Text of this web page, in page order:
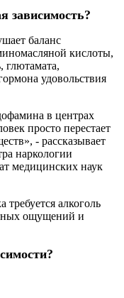
зависимость?
баланс
кислоты,
глютамата,
удовольствия
в центрах
просто перестает
- рассказывает
наркологии
медицинских наук
требуется алкоголь
ощущений и